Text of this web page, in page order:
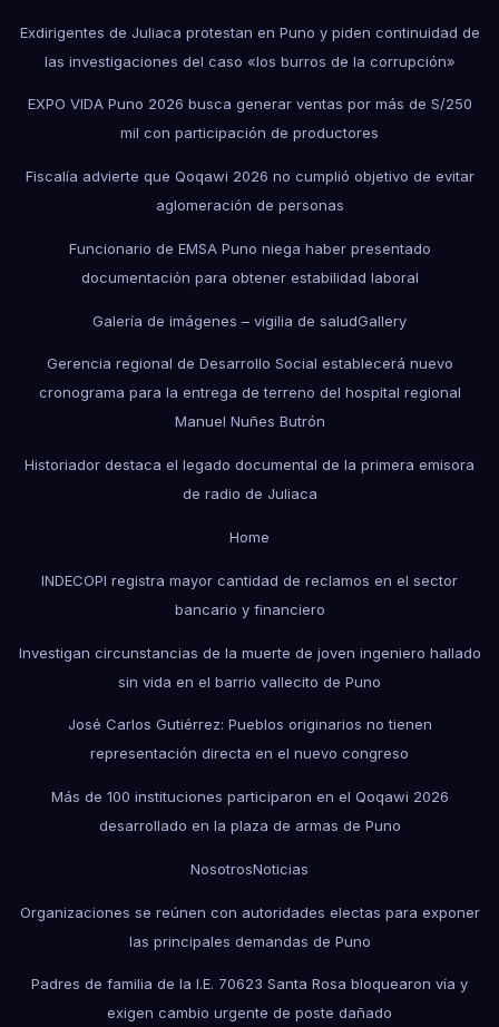
Exdirigentes de Juliaca protestan en Puno y piden continuidad de
las investigaciones del caso «los burros de la corrupción»
EXPO VIDA Puno 2026 busca generar ventas por más de S/250
mil con participación de productores
Fiscalía advierte que Qoqawi 2026 no cumplió objetivo de evitar
aglomeración de personas
Funcionario de EMSA Puno niega haber presentado
documentación para obtener estabilidad laboral
Galería de imágenes – vigilia de saludGallery
Gerencia regional de Desarrollo Social establecerá nuevo
cronograma para la entrega de terreno del hospital regional
Manuel Nuñes Butrón
Historiador destaca el legado documental de la primera emisora
de radio de Juliaca
Home
INDECOPI registra mayor cantidad de reclamos en el sector
bancario y financiero
Investigan circunstancias de la muerte de joven ingeniero hallado
sin vida en el barrio vallecito de Puno
José Carlos Gutiérrez: Pueblos originarios no tienen
representación directa en el nuevo congreso
Más de 100 instituciones participaron en el Qoqawi 2026
desarrollado en la plaza de armas de Puno
NosotrosNoticias
Organizaciones se reúnen con autoridades electas para exponer
las principales demandas de Puno
Padres de familia de la I.E. 70623 Santa Rosa bloquearon vía y
exigen cambio urgente de poste dañado